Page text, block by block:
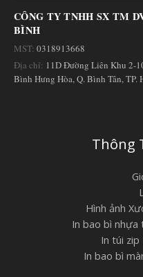
CÔNG TY TNHH SX TM
BÌNH
MST: 0318913668
Địa chỉ: 11D Đường Liên Khu 2-
Bình Hưng Hòa, Q. Bình Tân, TP.
Thông
Hình ảnh
In bao bì nhựa
In túi zip
In bao bì